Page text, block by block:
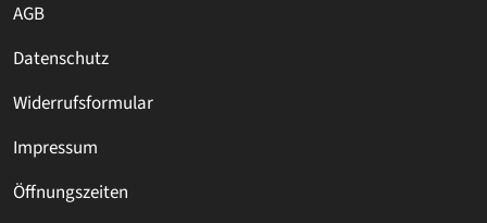
AGB
Datenschutz
Widerrufsformular
Impressum
Öffnungszeiten